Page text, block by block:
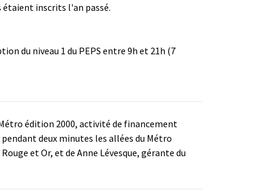
étaient inscrits l'an passé.
du niveau 1 du PEPS entre 9h et 21h (7
édition 2000, activité de financement
deux minutes les allées du Métro
et Or, et de Anne Lévesque, gérante du